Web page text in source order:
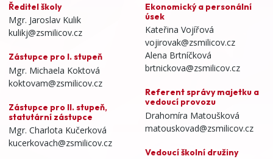
Ředitel školy
Mgr. Jaroslav Kulik
kulikj@zsmilicov.cz
Zástupce pro I. stupeň
Mgr. Michaela Koktová
koktovam@zsmilicov.cz
Zástupce pro II. stupeň,
statutární zástupce
Mgr. Charlota Kučerková
kucerkovach@zsmilicov.cz
Ekonomický a personální
úsek
Kateřina Vojířová
vojirovak@zsmilicov.cz
Alena Brtníčková
brtnickova@zsmilicov.cz
Referent správy majetku a
vedoucí provozu
Drahomíra Matoušková
matouskovad@zsmilicov.cz
Vedoucí školní družiny